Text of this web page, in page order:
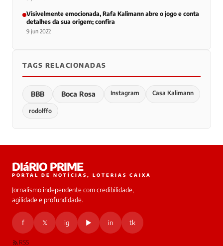
Visivelmente emocionada, Rafa Kalimann abre o jogo e conta
detalhes da sua origem; confira
9 jun 2022
TAGS RELACIONADAS
BBB Boca Rosa Instagram Casa Kalimann
rodolffo
DIáRIO PRIME
PORTAL DE NOTÍCIAS, LOTERIAS CAIXA
Jornalismo independente com credibilidade,
agilidade e profundidade.
f 𝕏 ig ▶ in tk
RSS